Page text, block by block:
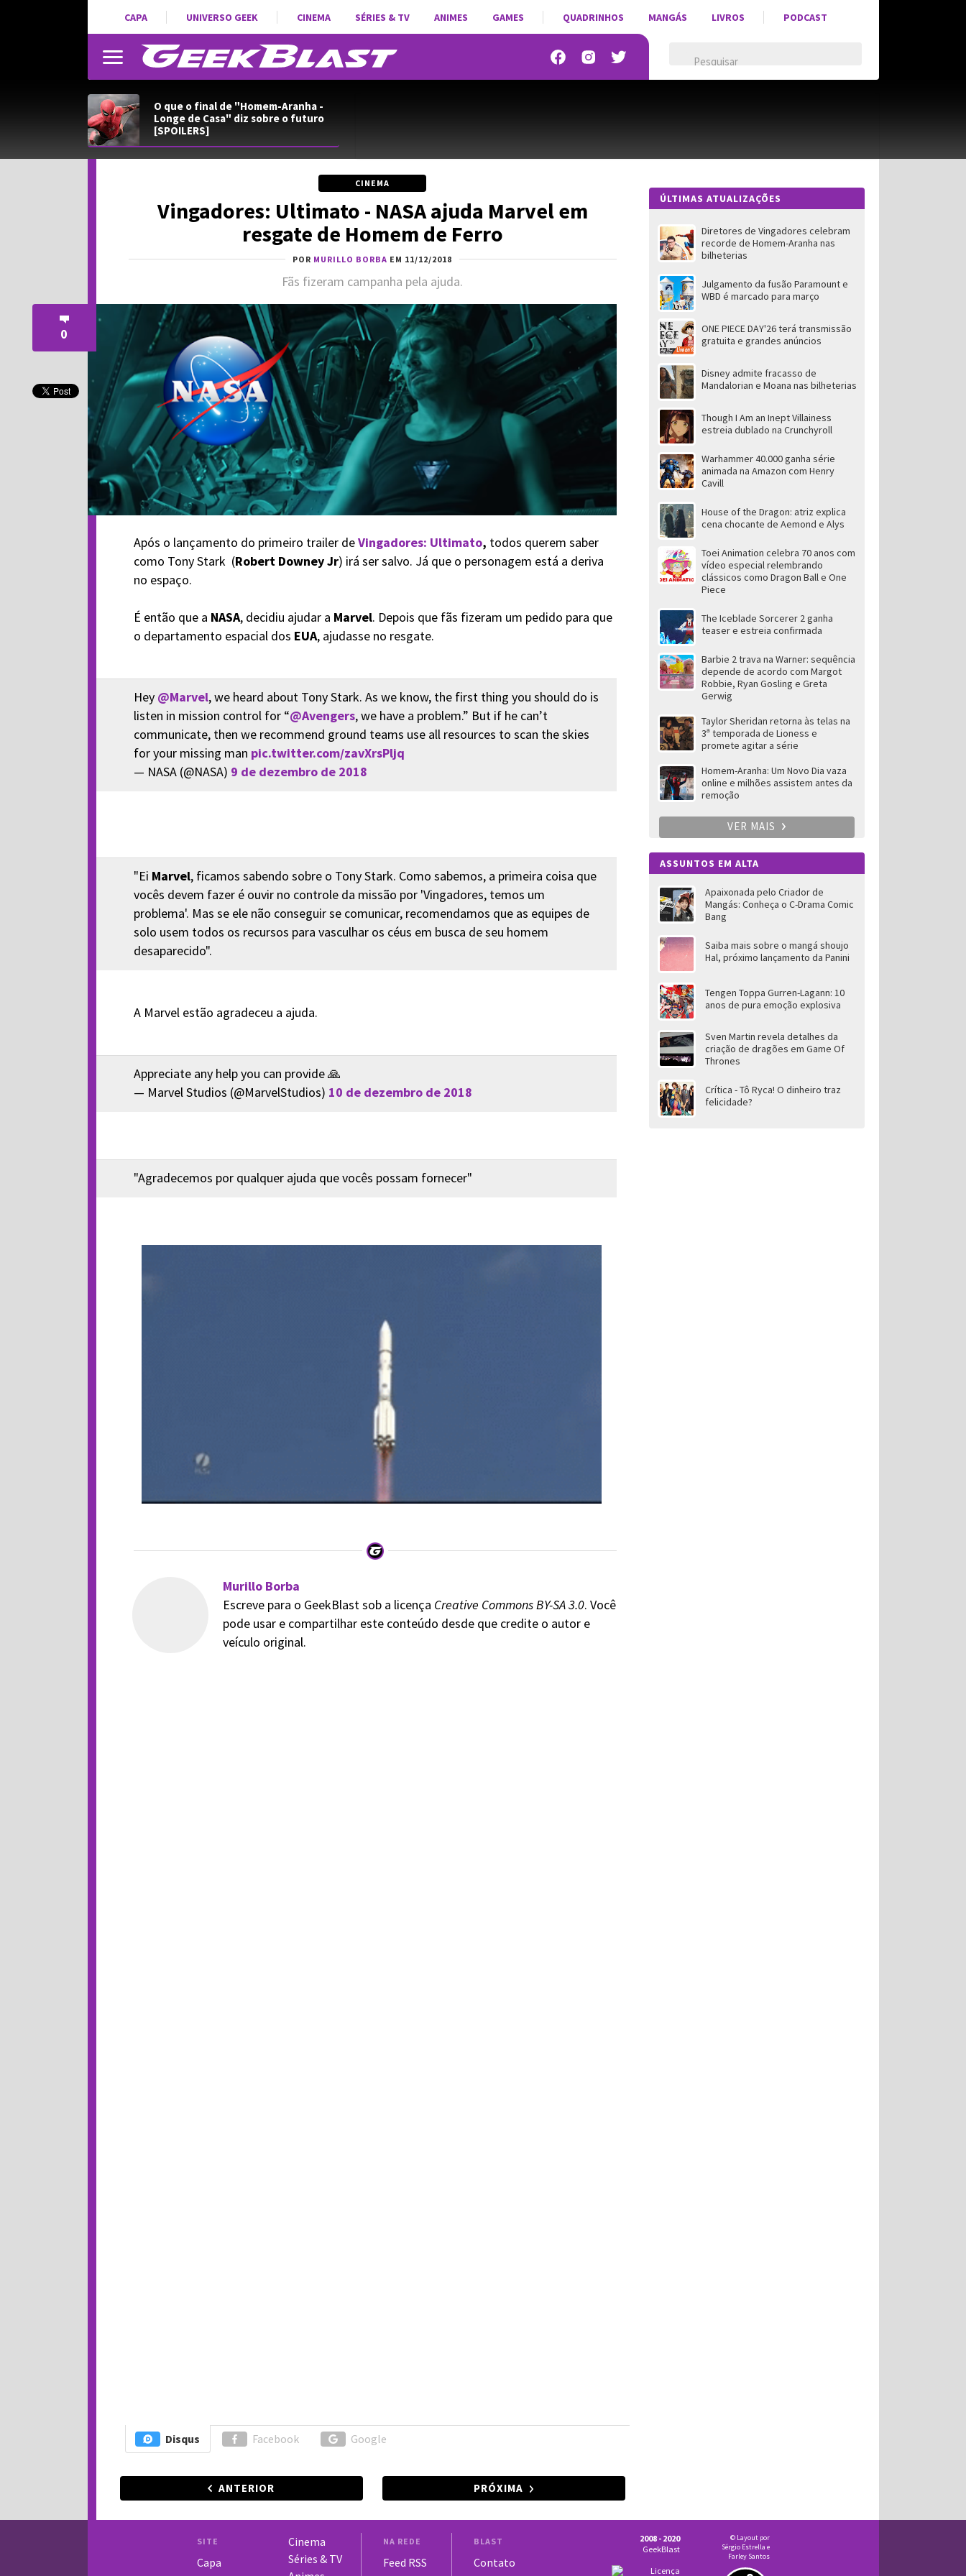
CAPA UNIVERSO GEEK CINEMA SÉRIES & TV ANIMES GAMES QUADRINHOS MANGÁS LIVROS PODCAST
O que o final de "Homem-Aranha -
Longe de Casa" diz sobre o futuro
[SPOILERS]
CINEMA
Vingadores: Ultimato - NASA ajuda Marvel em
resgate de Homem de Ferro
POR MURILLO BORBA EM 11/12/2018
Fãs fizeram campanha pela ajuda.
Após o lançamento do primeiro trailer deVingadores: Ultimato, todos querem saber
como Tony Stark (Robert Downey Jr) irá ser salvo. Já que o personagem está a deriva
no espaço.
É então que a NASA, decidiu ajudar a Marvel. Depois que fãs fizeram um pedido para que
o departamento espacial dos EUA, ajudasse no resgate.
Hey @Marvel, we heard about Tony Stark. As we know, the first thing you should do is
listen in mission control for “@Avengers, we have a problem.” But if he can’t
communicate, then we recommend ground teams use all resources to scan the skies
for your missing man pic.twitter.com/zavXrsPljq
— NASA (@NASA) 9 de dezembro de 2018
"Ei Marvel, ficamos sabendo sobre o Tony Stark. Como sabemos, a primeira coisa que
vocês devem fazer é ouvir no controle da missão por 'Vingadores, temos um
problema'. Mas se ele não conseguir se comunicar, recomendamos que as equipes de
solo usem todos os recursos para vasculhar os céus em busca de seu homem
desaparecido".
A Marvel estão agradeceu a ajuda.
Appreciate any help you can provide 🙏
— Marvel Studios (@MarvelStudios) 10 de dezembro de 2018
"Agradecemos por qualquer ajuda que vocês possam fornecer"
0
Murillo Borba
Escreve para o GeekBlast sob a licença Creative Commons BY-SA 3.0. Você
pode usar e compartilhar este conteúdo desde que credite o autor e
veículo original.
Disqus Facebook Google
ANTERIOR PRÓXIMA
ÚLTIMAS ATUALIZAÇÕES
Diretores de Vingadores celebram
recorde de Homem-Aranha nas
bilheterias
Julgamento da fusão Paramount e
WBD é marcado para março
ONE PIECE DAY'26 terá transmissão
gratuita e grandes anúncios
Disney admite fracasso de
Mandalorian e Moana nas bilheterias
Though I Am an Inept Villainess
estreia dublado na Crunchyroll
Warhammer 40.000 ganha série
animada na Amazon com Henry
Cavill
House of the Dragon: atriz explica
cena chocante de Aemond e Alys
Toei Animation celebra 70 anos com
vídeo especial relembrando
clássicos como Dragon Ball e One
Piece
The Iceblade Sorcerer 2 ganha
teaser e estreia confirmada
Barbie 2 trava na Warner: sequência
depende de acordo com Margot
Robbie, Ryan Gosling e Greta
Gerwig
Taylor Sheridan retorna às telas na
3ª temporada de Lioness e
promete agitar a série
Homem-Aranha: Um Novo Dia vaza
online e milhões assistem antes da
remoção
VER MAIS
ASSUNTOS EM ALTA
Apaixonada pelo Criador de
Mangás: Conheça o C-Drama Comic
Bang
Saiba mais sobre o mangá shoujo
Hal, próximo lançamento da Panini
Tengen Toppa Gurren-Lagann: 10
anos de pura emoção explosiva
Sven Martin revela detalhes da
criação de dragões em Game Of
Thrones
Crítica - Tô Ryca! O dinheiro traz
felicidade?
SITE
Capa
Cinema
Séries & TV
NA REDE
Feed RSS
BLAST
Contato
© Layout por
Sérgio Estrella e
Farley Santos
2008 - 2020
GeekBlast